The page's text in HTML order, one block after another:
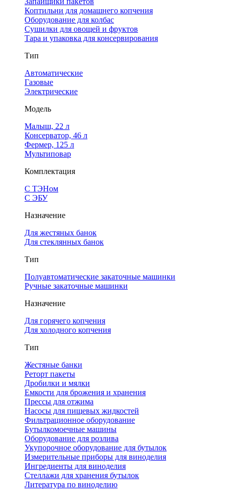
Коптильни для домашнего копчения
Оборудование для колбас
Сушилки для овощей и фруктов
Тара и упаковка для консервирования
Тип
Автоматические
Газовые
Электрические
Модель
Малыш, 22 л
Консерватор, 46 л
Фермер, 125 л
Мультиповар
Комплектация
С ТЭНом
С ЭБУ
Назначение
Для жестяных банок
Для стеклянных банок
Тип
Полуавтоматические закаточные машинки
Ручные закаточные машинки
Назначение
Для горячего копчения
Для холодного копчения
Тип
Жестяные банки
Реторт пакеты
Дробилки и мялки
Емкости для брожения и хранения
Прессы для отжима
Насосы для пищевых жидкостей
Фильтрационное оборудование
Бутылкомоечные машины
Оборудование для розлива
Укупорочное оборудование для бутылок
Измерительные приборы для виноделия
Ингредиенты для виноделия
Стеллажи для хранения бутылок
Литература по виноделию